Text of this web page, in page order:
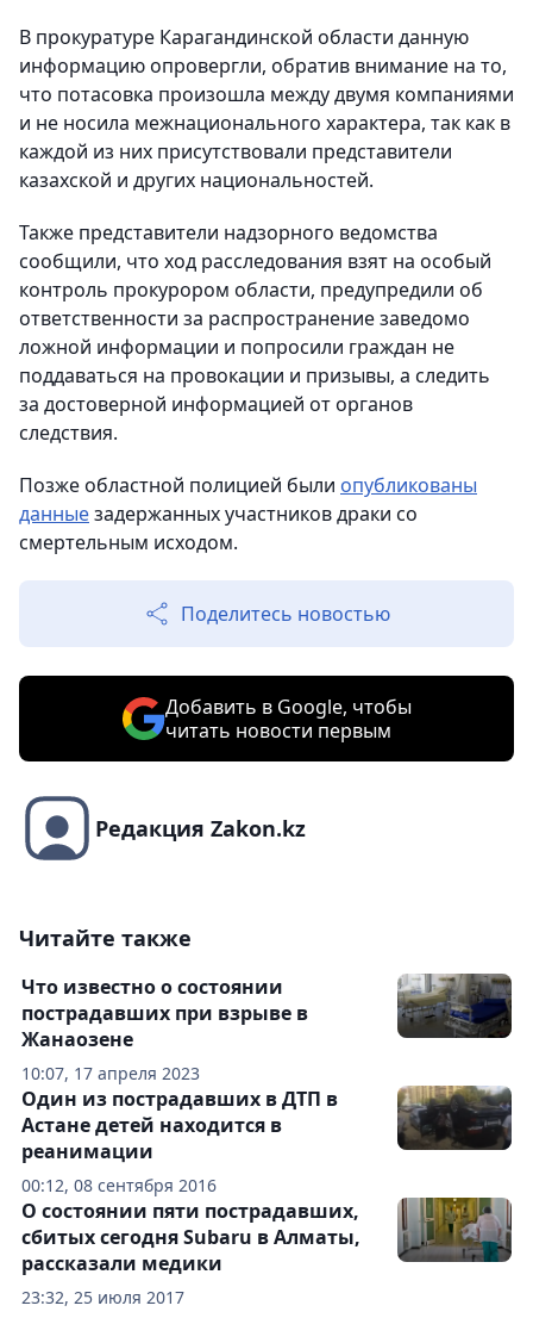
В прокуратуре Карагандинской области данную
информацию опровергли, обратив внимание на то,
что потасовка произошла между двумя компаниями
и не носила межнационального характера, так как в
каждой из них присутствовали представители
казахской и других национальностей.
Также представители надзорного ведомства
сообщили, что ход расследования взят на особый
контроль прокурором области, предупредили об
ответственности за распространение заведомо
ложной информации и попросили граждан не
поддаваться на провокации и призывы, а следить
за достоверной информацией от органов
следствия.
Позже областной полицией были опубликованы
данныезадержанных участников драки со
смертельным исходом.
Поделитесь новостью
Добавить в Google, чтобы
читать новости первым
Редакция Zakon.kz
Читайте также
10:07, 17 апреля 2023
Что известно о состоянии
пострадавших при взрыве в
Жанаозене
00:12, 08 сентября 2016
Один из пострадавших в ДТП в
Астане детей находится в
реанимации
23:32, 25 июля 2017
О состоянии пяти пострадавших,
сбитых сегодня Subaru в Алматы,
рассказали медики